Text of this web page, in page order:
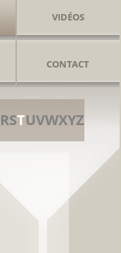
VIDÉOS
CONTACT
RSTUVWXYZ